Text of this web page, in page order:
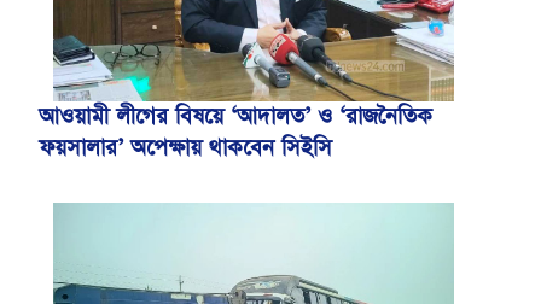
আওয়ামী লীগের বিষয়ে ‘আদালত’ ও ‘রাজনৈতিক
ফয়সালার’ অপেক্ষায় থাকবেন সিইসি